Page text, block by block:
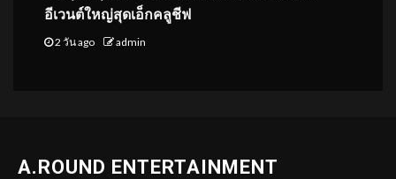
อีเวนต์ใหญ่สุดเอ็กคลูชีฟ
2 วัน ago admin
A.ROUND ENTERTAINMENT